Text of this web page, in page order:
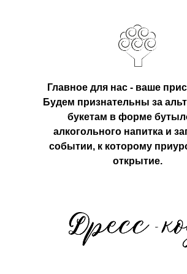
Главное для нас - ваше
Будем признательны за
букетам в форме
алкогольного напитка и
событии, к которому
открытие.